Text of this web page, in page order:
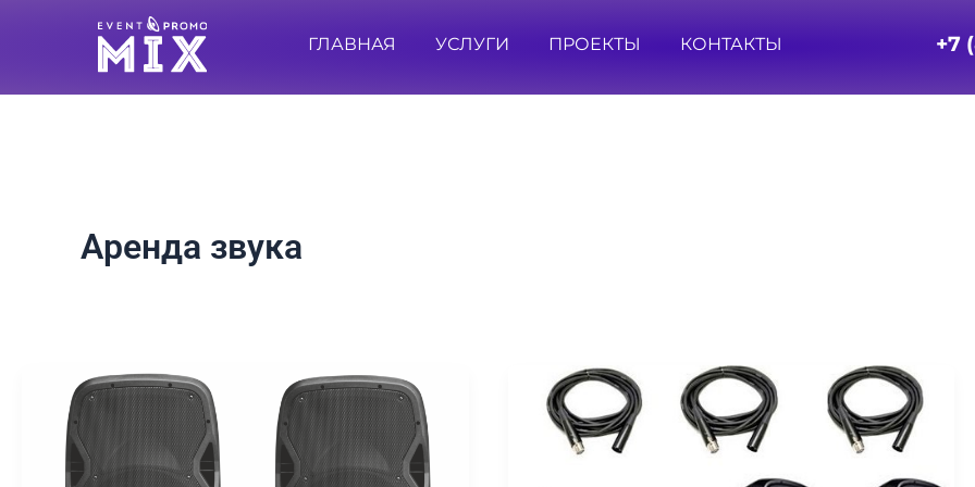
содержимому
ГЛАВНАЯ УСЛУГИ ПРОЕКТЫ КОНТАКТЫ +7
Аренда звука